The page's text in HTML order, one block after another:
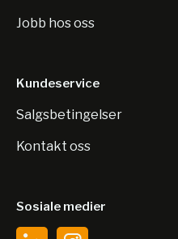
Jobb hos oss
Kundeservice
Salgsbetingelser
Kontakt oss
Sosiale medier